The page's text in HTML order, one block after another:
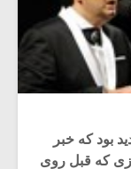
بود که خبر
که قبل روی